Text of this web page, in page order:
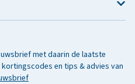
met daarin de laatste
en tips & advies van